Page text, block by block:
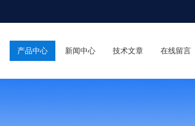
产品中心 新闻中心 技术文章 在线留言